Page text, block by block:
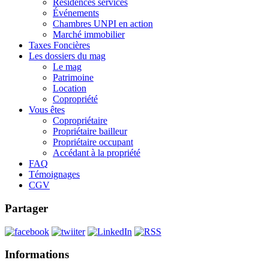
Résidences services
Événements
Chambres UNPI en action
Marché immobilier
Taxes Foncières
Les dossiers du mag
Le mag
Patrimoine
Location
Copropriété
Vous êtes
Copropriétaire
Propriétaire bailleur
Propriétaire occupant
Accédant à la propriété
FAQ
Témoignages
CGV
Partager
Informations